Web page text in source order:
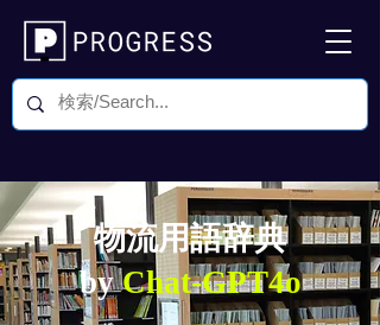
物流用語辞典
byChat-GPT4o